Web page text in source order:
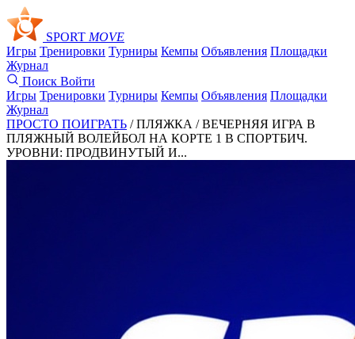
SPORT MOVE
Игры Тренировки Турниры Кемпы Объявления Площадки
Журнал
Поиск Войти
Игры Тренировки Турниры Кемпы Объявления Площадки
Журнал
ПРОСТО ПОИГРАТЬ / ПЛЯЖКА /ВЕЧЕРНЯЯ ИГРА В
ПЛЯЖНЫЙ ВОЛЕЙБОЛ НА КОРТЕ 1 В СПОРТБИЧ.
УРОВНИ: ПРОДВИНУТЫЙ И...